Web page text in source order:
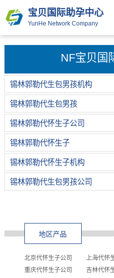
宝贝国际助孕中心
YunHe Network Company
NF宝贝国
锡林郭勒代生包男孩机构
锡林郭勒代生包男孩
锡林郭勒代怀生子公司
锡林郭勒代怀生子
锡林郭勒代怀生子机构
锡林郭勒代生包男孩公司
地区产品
北京代怀生子公司 上海代怀
重庆代怀生子公司
吉林代怀